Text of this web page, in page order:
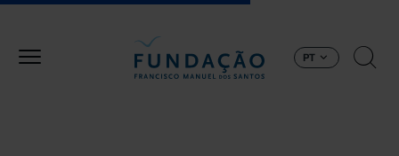
PT